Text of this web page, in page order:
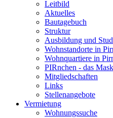
Leitbild
Aktuelles
Bautagebuch
Struktur
Ausbildung und
Wohnstandorte in
Wohnquartiere in
PIRnchen - das
Mitgliedschaften
Links
Stellenangebote
Vermietung
Wohnungssuche